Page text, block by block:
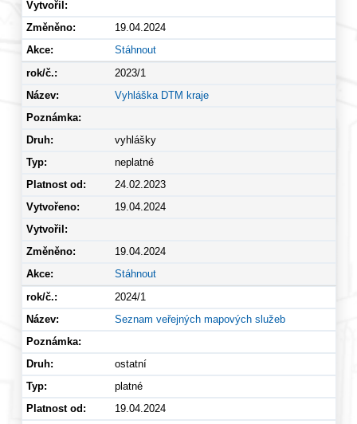
19.04.2024
Stáhnout
2023/1
Vyhláška DTM kraje
vyhlášky
neplatné
24.02.2023
19.04.2024
19.04.2024
Stáhnout
2024/1
Seznam veřejných mapových služeb
ostatní
platné
19.04.2024